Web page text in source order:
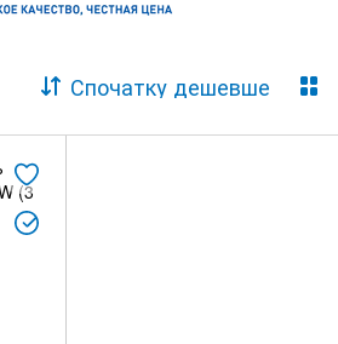
Спочатку дешевше